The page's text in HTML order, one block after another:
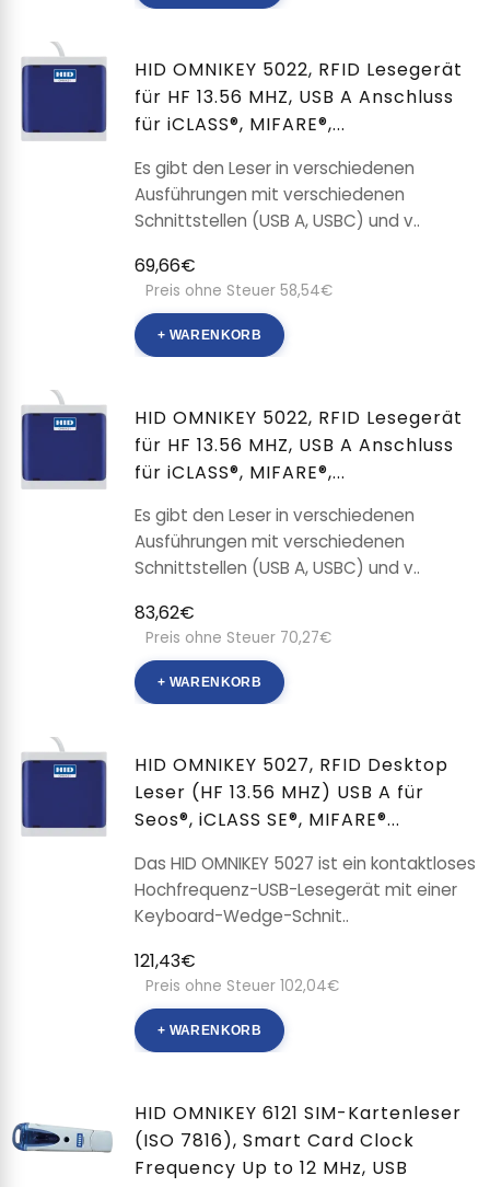
HID OMNIKEY 5022, RFID Lesegerät
für HF 13.56 MHZ, USB A Anschluss
für iCLASS®, MIFARE®,...
Es gibt den Leser in verschiedenen
Ausführungen mit verschiedenen
Schnittstellen (USB A, USBC) und v..
69,66€
Preis ohne Steuer 58,54€
+ WARENKORB
HID OMNIKEY 5022, RFID Lesegerät
für HF 13.56 MHZ, USB A Anschluss
für iCLASS®, MIFARE®,...
Es gibt den Leser in verschiedenen
Ausführungen mit verschiedenen
Schnittstellen (USB A, USBC) und v..
83,62€
Preis ohne Steuer 70,27€
+ WARENKORB
HID OMNIKEY 5027, RFID Desktop
Leser (HF 13.56 MHZ) USB A für
Seos®, iCLASS SE®, MIFARE®...
Das HID OMNIKEY 5027 ist ein kontaktloses
Hochfrequenz-USB-Lesegerät mit einer
Keyboard-Wedge-Schnit..
121,43€
Preis ohne Steuer 102,04€
+ WARENKORB
HID OMNIKEY 6121 SIM-Kartenleser
(ISO 7816), Smart Card Clock
Frequency Up to 12 MHz, USB